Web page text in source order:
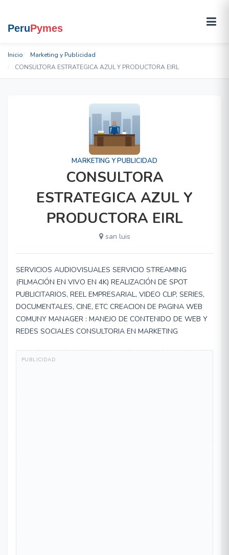
Inicio
Marketing y Publicidad
CONSULTORA ESTRATEGICA AZUL Y PRODUCTORA EIRL
MARKETING Y PUBLICIDAD
CONSULTORA
ESTRATEGICA AZUL Y
PRODUCTORA EIRL
san luis
SERVICIOS AUDIOVISUALES SERVICIO STREAMING
(FILMACIÓN EN VIVO EN 4K) REALIZACIÓN DE SPOT
PUBLICITARIOS, REEL EMPRESARIAL, VIDEO CLIP, SERIES,
DOCUMENTALES, CINE, ETC CREACION DE PAGINA WEB
COMUNY MANAGER : MANEJO DE CONTENIDO DE WEB Y
REDES SOCIALES CONSULTORIA EN MARKETING